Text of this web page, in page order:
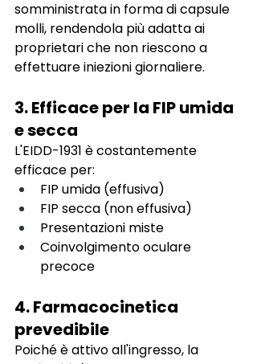
somministrata in forma di capsule
molli, rendendola più adatta ai
proprietari che non riescono a
effettuare iniezioni giornaliere.
3. Efficace per la FIP umida
e secca
L'EIDD-1931 è costantemente
efficace per:
FIP umida (effusiva)
FIP secca (non effusiva)
Presentazioni miste
Coinvolgimento oculare
precoce
4. Farmacocinetica
prevedibile
Poiché è attivo all'ingresso, la